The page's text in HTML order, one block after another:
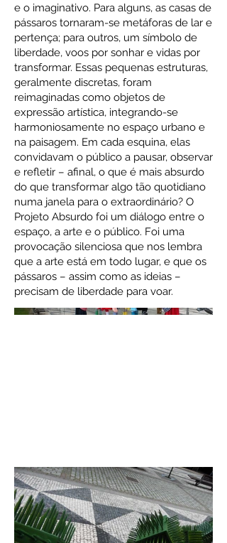
e o imaginativo. Para alguns, as casas de
pássaros tornaram-se metáforas de lar e
pertença; para outros, um símbolo de
liberdade, voos por sonhar e vidas por
transformar. Essas pequenas estruturas,
geralmente discretas, foram
reimaginadas como objetos de
expressão artística, integrando-se
harmoniosamente no espaço urbano e
na paisagem. Em cada esquina, elas
convidavam o público a pausar, observar
e refletir – afinal, o que é mais absurdo
do que transformar algo tão quotidiano
numa janela para o extraordinário? O
Projeto Absurdo foi um diálogo entre o
espaço, a arte e o público. Foi uma
provocação silenciosa que nos lembra
que a arte está em todo lugar, e que os
pássaros – assim como as ideias –
precisam de liberdade para voar.